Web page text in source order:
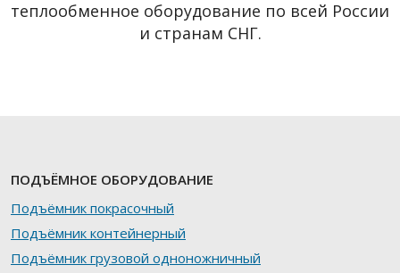
теплообменное оборудование по всей России
и странам СНГ.
ПОДЪЁМНОЕ ОБОРУДОВАНИЕ
Подъёмник покрасочный
Подъёмник контейнерный
Подъёмник грузовой одноножничный